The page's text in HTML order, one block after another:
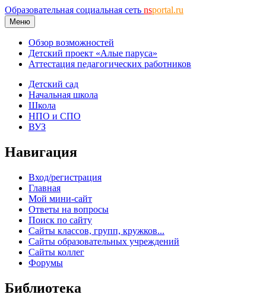
Образовательная социальная сеть nsportal.ru
Меню
Обзор возможностей
Детский проект «Алые паруса»
Аттестация педагогических работников
Детский сад
Начальная школа
Школа
НПО и СПО
ВУЗ
Навигация
Вход/регистрация
Главная
Мой мини-сайт
Ответы на вопросы
Поиск по сайту
Сайты классов, групп, кружков...
Сайты образовательных учреждений
Сайты коллег
Форумы
Библиотека